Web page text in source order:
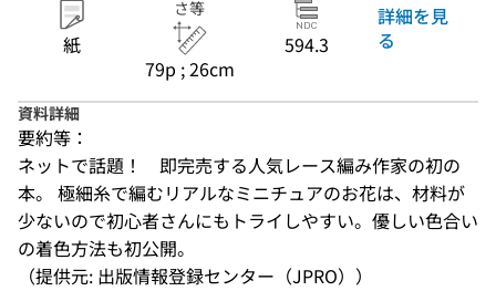
紙
さ等
79p ; 26cm
594.3
詳細を見
る
資料詳細
要約等：
ネットで話題！　即完売する人気レース編み作家の初の
本。 極細糸で編むリアルなミニチュアのお花は、材料が
少ないので初心者さんにもトライしやすい。優しい色合い
の着色方法も初公開。
（提供元: 出版情報登録センター（JPRO））